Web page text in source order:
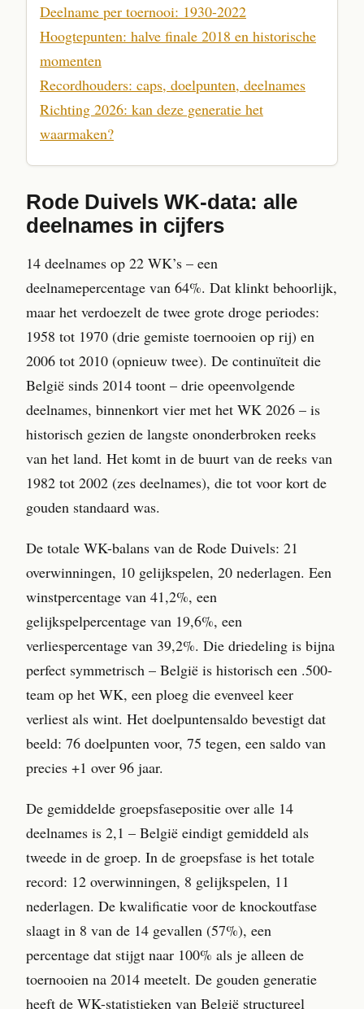
Deelname per toernooi: 1930-2022
Hoogtepunten: halve finale 2018 en historische
momenten
Recordhouders: caps, doelpunten, deelnames
Richting 2026: kan deze generatie het
waarmaken?
Rode Duivels WK-data: alle
deelnames in cijfers
14 deelnames op 22 WK’s – een
deelnamepercentage van 64%. Dat klinkt behoorlijk,
maar het verdoezelt de twee grote droge periodes:
1958 tot 1970 (drie gemiste toernooien op rij) en
2006 tot 2010 (opnieuw twee). De continuïteit die
België sinds 2014 toont – drie opeenvolgende
deelnames, binnenkort vier met het WK 2026 – is
historisch gezien de langste ononderbroken reeks
van het land. Het komt in de buurt van de reeks van
1982 tot 2002 (zes deelnames), die tot voor kort de
gouden standaard was.
De totale WK-balans van de Rode Duivels: 21
overwinningen, 10 gelijkspelen, 20 nederlagen. Een
winstpercentage van 41,2%, een
gelijkspelpercentage van 19,6%, een
verliespercentage van 39,2%. Die driedeling is bijna
perfect symmetrisch – België is historisch een .500-
team op het WK, een ploeg die evenveel keer
verliest als wint. Het doelpuntensaldo bevestigt dat
beeld: 76 doelpunten voor, 75 tegen, een saldo van
precies +1 over 96 jaar.
De gemiddelde groepsfasepositie over alle 14
deelnames is 2,1 – België eindigt gemiddeld als
tweede in de groep. In de groepsfase is het totale
record: 12 overwinningen, 8 gelijkspelen, 11
nederlagen. De kwalificatie voor de knockoutfase
slaagt in 8 van de 14 gevallen (57%), een
percentage dat stijgt naar 100% als je alleen de
toernooien na 2014 meetelt. De gouden generatie
heeft de WK-statistieken van België structureel